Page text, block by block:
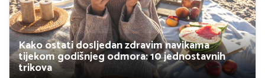
Kako ostati dosljedan zdravim navikama
tijekom godišnjeg odmora: 10 jednostavnih
trikova